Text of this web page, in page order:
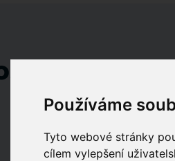
Používáme
Tyto webové stránky
cílem vylepšení